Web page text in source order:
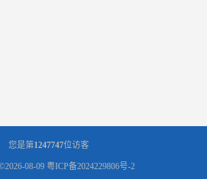
您是第1247747位访客
08-09 粤ICP备2024229806号-2